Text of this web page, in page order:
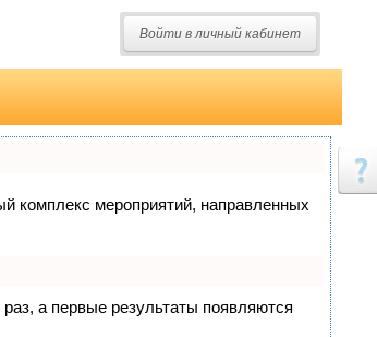
Войти в личный кабинет
комплекс мероприятий, направленных
а первые результаты появляются